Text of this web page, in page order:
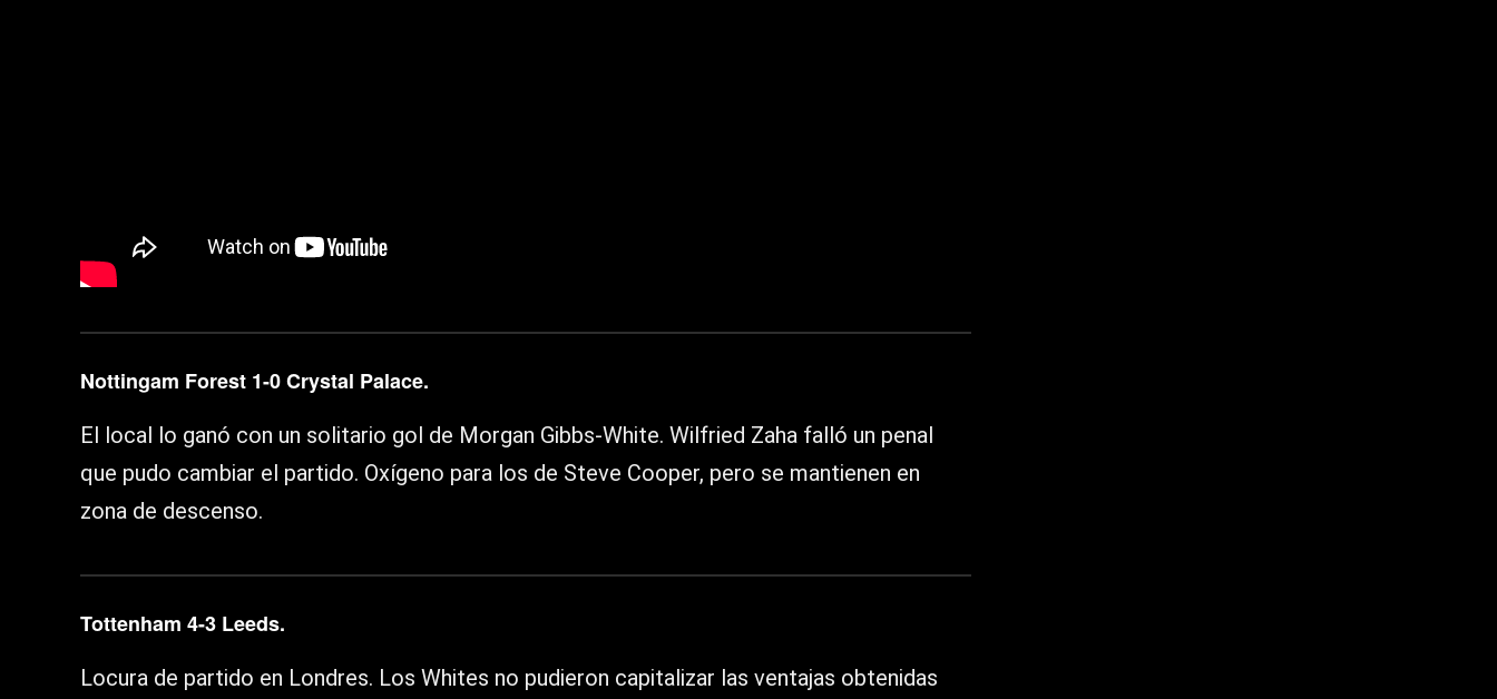
Nottingam Forest 1-0 Crystal Palace.
El local lo ganó con un solitario gol de Morgan Gibbs-White. Wilfried Zaha falló un penal
que pudo cambiar el partido. Oxígeno para los de Steve Cooper, pero se mantienen en
zona de descenso.
Tottenham 4-3 Leeds.
Locura de partido en Londres. Los Whites no pudieron capitalizar las ventajas obtenidas